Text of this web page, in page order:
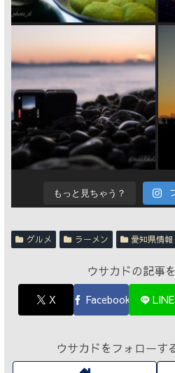
もっと見ちゃう？
グルメ ラーメン 愛知県情報
ウサカドの記事
X Facebook LINE
ウサカドをフォローす